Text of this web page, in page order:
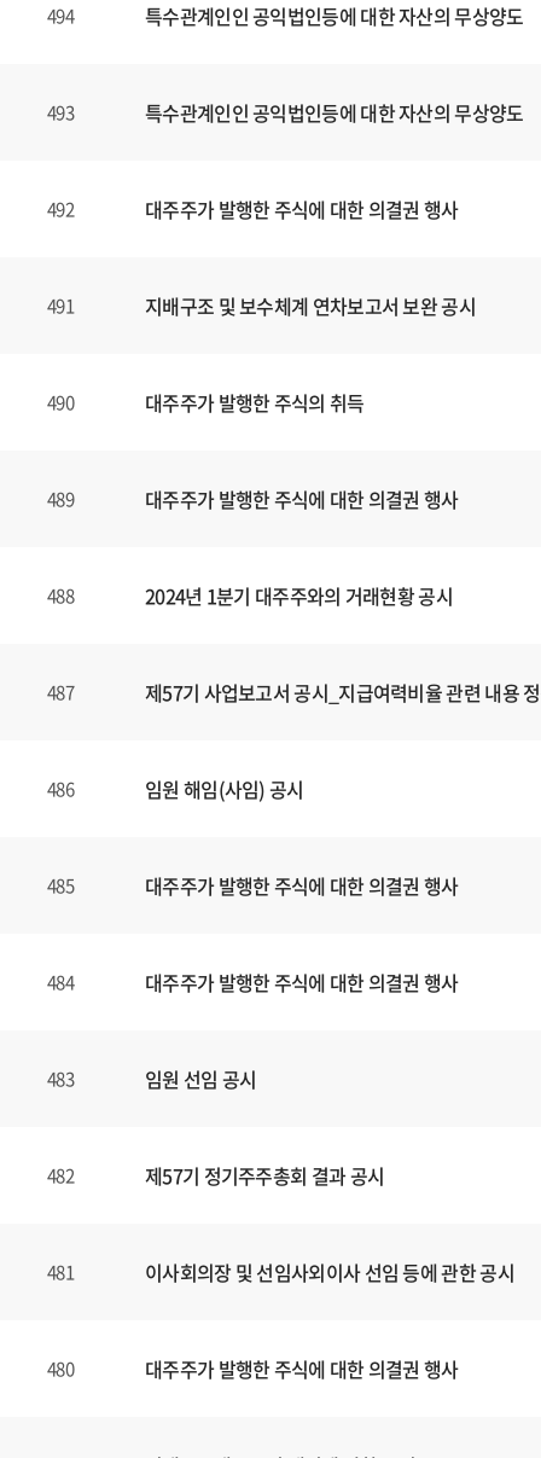
494 특수관계인인 공익법인등에 대한 자산의 무상양도
493 특수관계인인 공익법인등에 대한 자산의 무상양도
492 대주주가 발행한 주식에 대한 의결권 행사
491 지배구조 및 보수체계 연차보고서 보완 공시
490 대주주가 발행한 주식의 취득
489 대주주가 발행한 주식에 대한 의결권 행사
488 2024년 1분기 대주주와의 거래현황 공시
487 제57기 사업보고서 공시_지급여력비율 관련 내용
486 임원 해임(사임) 공시
485 대주주가 발행한 주식에 대한 의결권 행사
484 대주주가 발행한 주식에 대한 의결권 행사
483 임원 선임 공시
482 제57기 정기주주총회 결과 공시
481 이사회의장 및 선임사외이사 선임 등에 관한 공시
480 대주주가 발행한 주식에 대한 의결권 행사